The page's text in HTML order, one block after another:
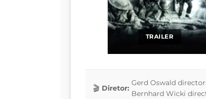
TRAILER
Diretor:
Gerd Oswald
Bernhard Wicki